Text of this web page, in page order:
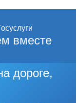
вместе
дороге,